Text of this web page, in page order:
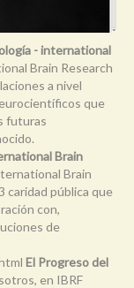
- international
Brain Research
a nivel
que
futuras
Brain
Brain
caridad pública que
con,
de
El Progreso del
en IBRF